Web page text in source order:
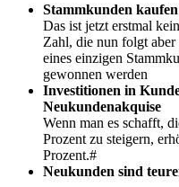
Stammkunden
Das ist jetzt erstmal
Zahl, die nun folgt
eines einzigen
gewonnen werden
Investitionen in
Neukundenakquise
Wenn man es schafft,
Prozent zu steigern,
Prozent.#
Neukunden sind